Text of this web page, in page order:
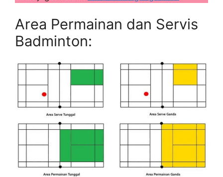
Area Permainan dan Servis
Badminton: